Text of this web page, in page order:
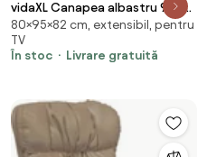
vidaXL Canapea albastru 95 x
82 x 80 cm țesătură
80×95×82 cm, extensibil, pentru
TV
În stoc
Livrare gratuită